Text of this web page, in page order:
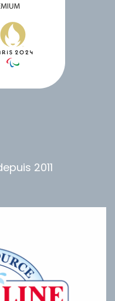
2011